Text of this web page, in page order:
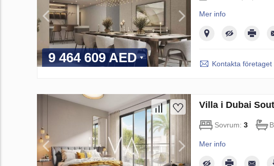
9 464 609 AED
Mer info
Kontakta företaget
Villa i Dubai
Sovrum: 3
Mer info